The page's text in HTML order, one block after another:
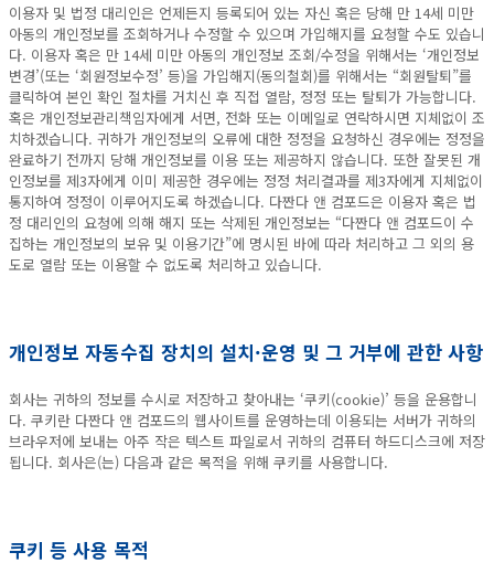
이용자 및 법정 대리인은 언제든지 등록되어 있는 자신 혹은 당해 만 14세 미만
아동의 개인정보를 조회하거나 수정할 수 있으며 가입해지를 요청할 수도 있습니
다. 이용자 혹은 만 14세 미만 아동의 개인정보 조회/수정을 위해서는 ‘개인정보
변경’(또는 ‘회원정보수정’ 등)을 가입해지(동의철회)를 위해서는 “회원탈퇴”를
클릭하여 본인 확인 절차를 거치신 후 직접 열람, 정정 또는 탈퇴가 가능합니다.
혹은 개인정보관리책임자에게 서면, 전화 또는 이메일로 연락하시면 지체없이 조
치하겠습니다. 귀하가 개인정보의 오류에 대한 정정을 요청하신 경우에는 정정을
완료하기 전까지 당해 개인정보를 이용 또는 제공하지 않습니다. 또한 잘못된 개
인정보를 제3자에게 이미 제공한 경우에는 정정 처리결과를 제3자에게 지체없이
통지하여 정정이 이루어지도록 하겠습니다. 다짠다 앤 컴포드은 이용자 혹은 법
정 대리인의 요청에 의해 해지 또는 삭제된 개인정보는 “다짠다 앤 컴포드이 수
집하는 개인정보의 보유 및 이용기간”에 명시된 바에 따라 처리하고 그 외의 용
도로 열람 또는 이용할 수 없도록 처리하고 있습니다.
개인정보 자동수집 장치의 설치·운영 및 그 거부에 관한 사항
회사는 귀하의 정보를 수시로 저장하고 찾아내는 ‘쿠키(cookie)’ 등을 운용합니
다. 쿠키란 다짠다 앤 컴포드의 웹사이트를 운영하는데 이용되는 서버가 귀하의
브라우저에 보내는 아주 작은 텍스트 파일로서 귀하의 컴퓨터 하드디스크에 저장
됩니다. 회사은(는) 다음과 같은 목적을 위해 쿠키를 사용합니다.
쿠키 등 사용 목적